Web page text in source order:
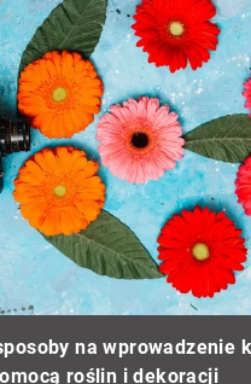
Jak zrobić własny